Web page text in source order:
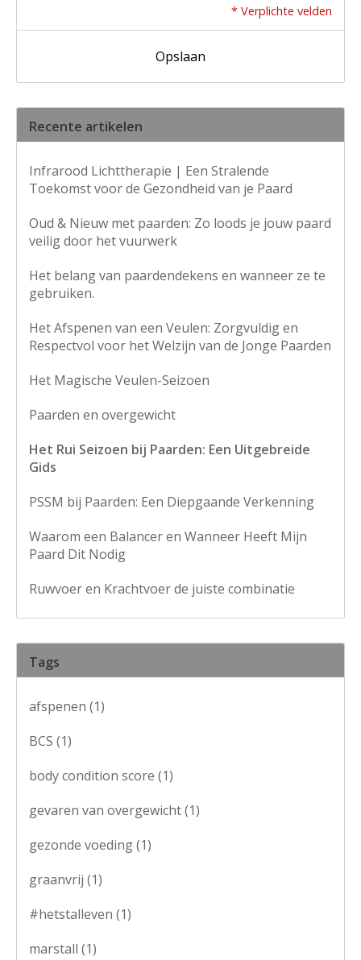
* Verplichte velden
Opslaan
Recente artikelen
Infrarood Lichttherapie | Een Stralende
Toekomst voor de Gezondheid van je Paard
Oud & Nieuw met paarden: Zo loods je jouw paard
veilig door het vuurwerk
Het belang van paardendekens en wanneer ze te
gebruiken.
Het Afspenen van een Veulen: Zorgvuldig en
Respectvol voor het Welzijn van de Jonge Paarden
Het Magische Veulen-Seizoen
Paarden en overgewicht
Het Rui Seizoen bij Paarden: Een Uitgebreide
Gids
PSSM bij Paarden: Een Diepgaande Verkenning
Waarom een Balancer en Wanneer Heeft Mijn
Paard Dit Nodig
Ruwvoer en Krachtvoer de juiste combinatie
Tags
afspenen (1)
BCS (1)
body condition score (1)
gevaren van overgewicht(1)
gezonde voeding(1)
graanvrij (1)
#hetstalleven (1)
marstall (1)